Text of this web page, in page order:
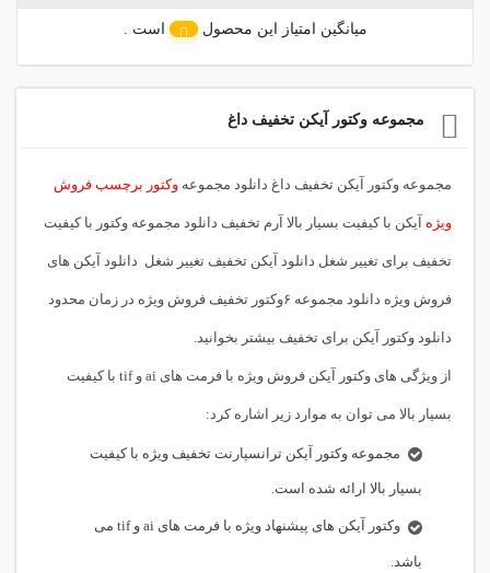
میانگین امتیاز این محصول است .
مجموعه وکتور آیکن تخفیف داغ
مجموعه وکتور آیکن تخفیف داغ دانلود مجموعه وکتور برچسب فروش
ویژه آیکن با کیفیت بسیار بالا آرم تخفیف دانلود مجموعه وکتور با کیفیت
تخفیف برای تغییر شغل دانلود آیکن تخفیف تغییر شغل دانلود آیکن های
فروش ویژه دانلود مجموعه ۶وکتور تخفیف فروش ویژه در زمان محدود
دانلود وکتور آیکن برای تخفیف بیشتر بخوانید.
از ویژگی های وکتور آیکن فروش ویژه با فرمت های ai و tif با کیفیت
بسیار بالا می توان به موارد زیر اشاره کرد:
مجموعه وکتور آیکن ترانسپارنت تخفیف ویژه با کیفیت
بسیار بالا ارائه شده است.
وکتور آیکن های پیشنهاد ویژه با فرمت های ai و tif می
باشد.